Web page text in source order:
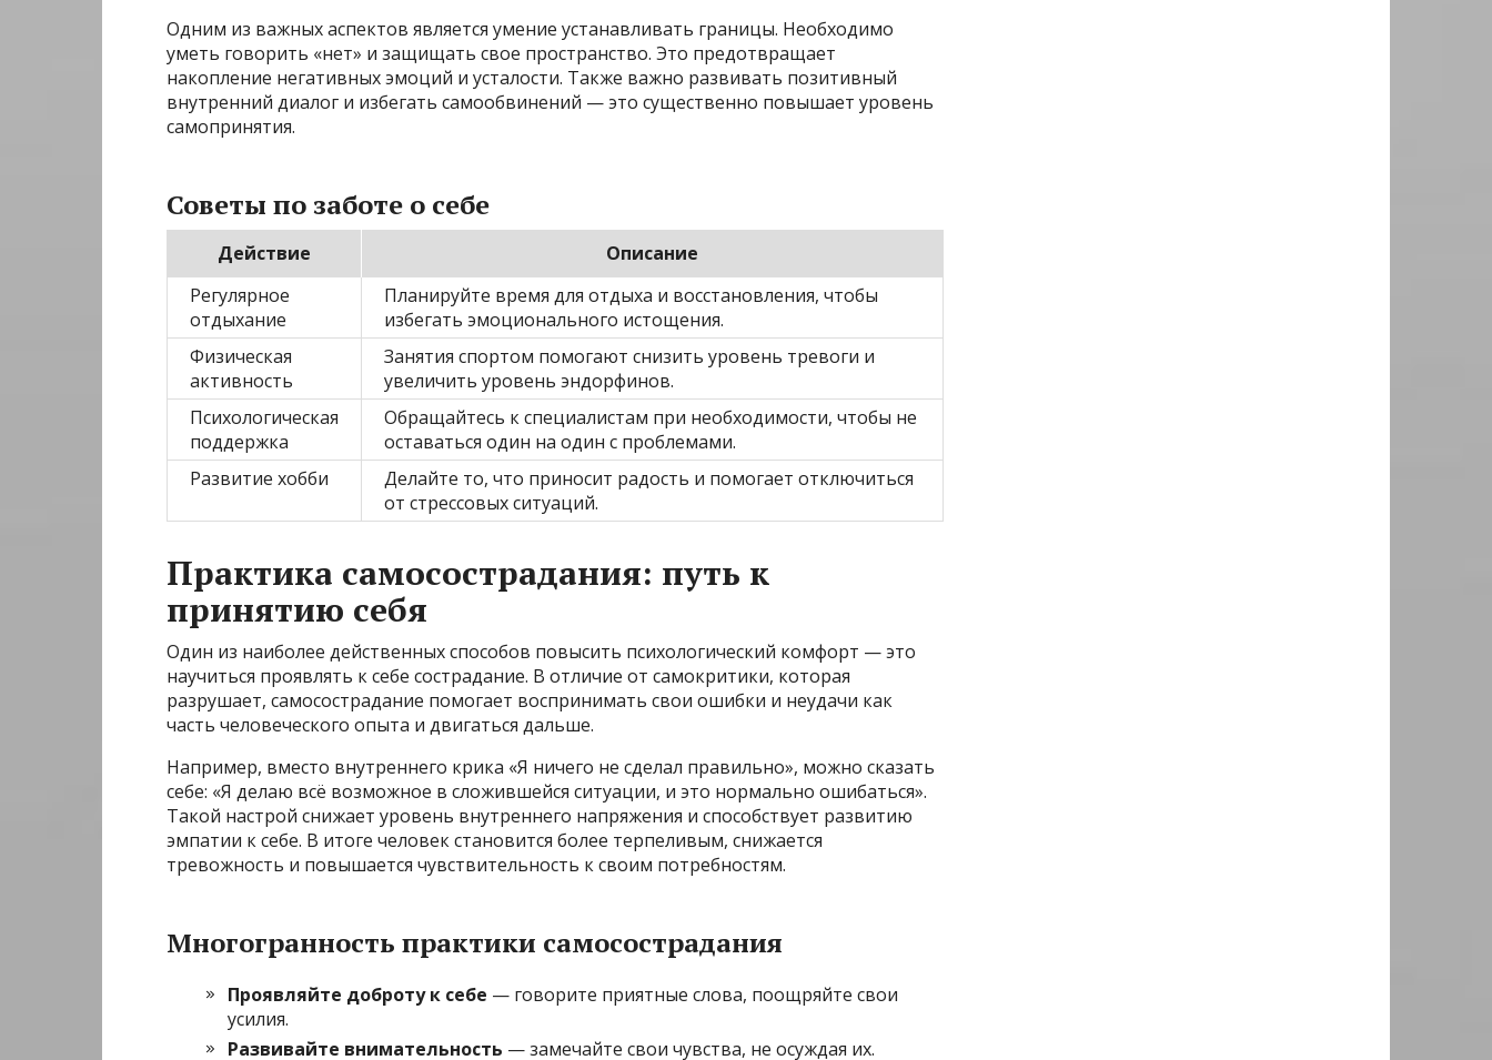
Одним из важных аспектов является умение устанавливать границы. Необходимо
уметь говорить «нет» и защищать свое пространство. Это предотвращает
накопление негативных эмоций и усталости. Также важно развивать позитивный
внутренний диалог и избегать самообвинений — это существенно повышает уровень
самопринятия.
Советы по заботе о себе
Действие
Описание
Регулярное
отдыхание
Планируйте время для отдыха и восстановления, чтобы
избегать эмоционального истощения.
Физическая
активность
Занятия спортом помогают снизить уровень тревоги и
увеличить уровень эндорфинов.
Психологическая
поддержка
Обращайтесь к специалистам при необходимости, чтобы не
оставаться один на один с проблемами.
Развитие хобби
Делайте то, что приносит радость и помогает отключиться
от стрессовых ситуаций.
Практика самосострадания: путь к
принятию себя
Один из наиболее действенных способов повысить психологический комфорт — это
научиться проявлять к себе сострадание. В отличие от самокритики, которая
разрушает, самосострадание помогает воспринимать свои ошибки и неудачи как
часть человеческого опыта и двигаться дальше.
Например, вместо внутреннего крика «Я ничего не сделал правильно», можно сказать
себе: «Я делаю всё возможное в сложившейся ситуации, и это нормально ошибаться».
Такой настрой снижает уровень внутреннего напряжения и способствует развитию
эмпатии к себе. В итоге человек становится более терпеливым, снижается
тревожность и повышается чувствительность к своим потребностям.
Многогранность практики самосострадания
Проявляйте доброту к себе — говорите приятные слова, поощряйте свои
усилия.
Развивайте внимательность — замечайте свои чувства, не осуждая их.